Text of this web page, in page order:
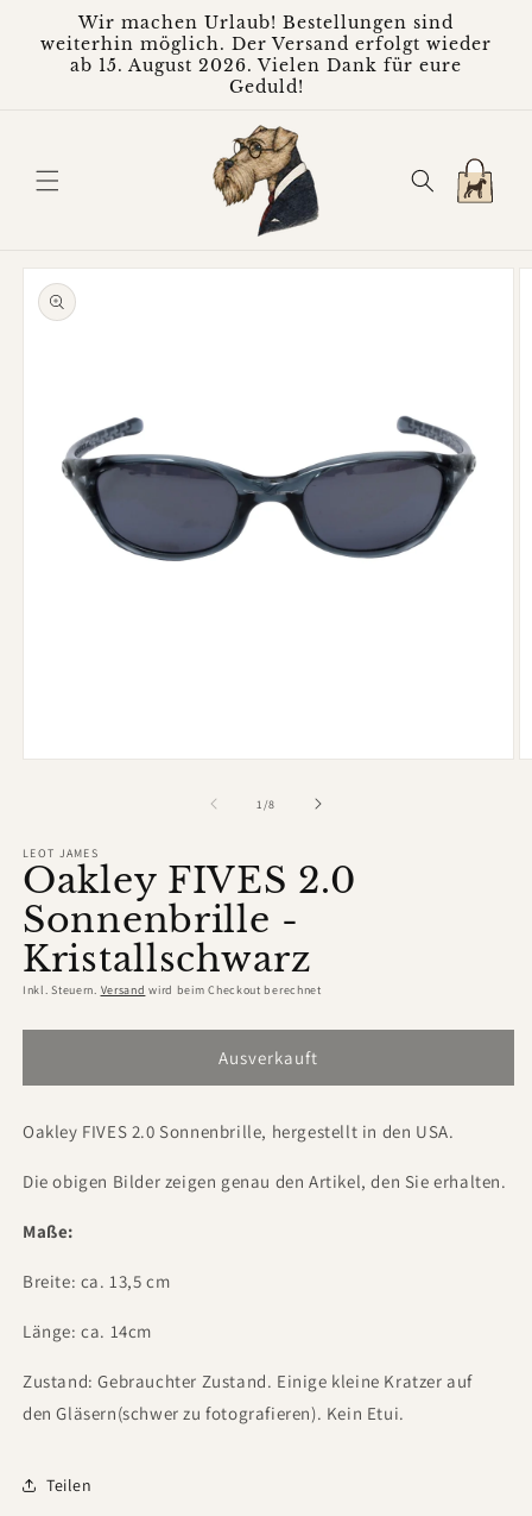
Inhalt
Wir machen Urlaub! Bestellungen sind
weiterhin möglich. Der Versand erfolgt wieder
ab 15. August 2026. Vielen Dank für eure
Geduld!
Warenkorb
1 /von
8
LEOT JAMES
Oakley FIVES 2.0
Sonnenbrille -
Kristallschwarz
Inkl. Steuern. Versand wird beim Checkout berechnet
Ausverkauft
Oakley FIVES 2.0 Sonnenbrille, hergestellt in den USA.
Die obigen Bilder zeigen genau den Artikel, den Sie erhalten.
Maße:
Breite: ca. 13,5 cm
Länge: ca. 14cm
Zustand: Gebrauchter Zustand. Einige kleine Kratzer auf
den Gläsern(schwer zu fotografieren). Kein Etui.
Teilen